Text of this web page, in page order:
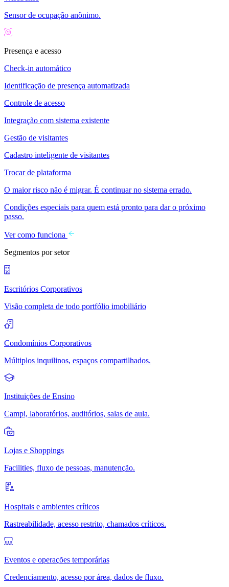
Sensor de ocupação anônimo.
Presença e acesso
Check-in automático
Identificação de presença automatizada
Controle de acesso
Integração com sistema existente
Gestão de visitantes
Cadastro inteligente de visitantes
Trocar de plataforma
O maior risco não é migrar. É continuar no sistema errado.
Condições especiais para quem está pronto para dar o próximo
passo.
Ver como funciona
Segmentos por setor
Escritórios Corporativos
Visão completa de todo portfólio imobiliário
Condomínios Corporativos
Múltiplos inquilinos, espaços compartilhados.
Instituições de Ensino
Campi, laboratórios, auditórios, salas de aula.
Lojas e Shoppings
Facilities, fluxo de pessoas, manutenção.
Hospitais e ambientes críticos
Rastreabilidade, acesso restrito, chamados críticos.
Eventos e operações temporárias
Credenciamento, acesso por área, dados de fluxo.